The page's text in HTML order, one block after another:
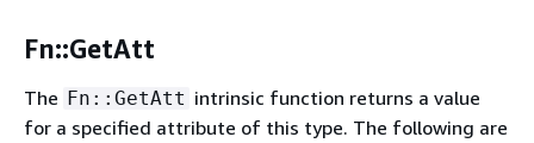
Fn::GetAtt
The Fn::GetAtt intrinsic function returns a value
for a specified attribute of this type. The following are